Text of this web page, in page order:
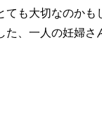
も大切なのかも
た、一人の妊婦さ